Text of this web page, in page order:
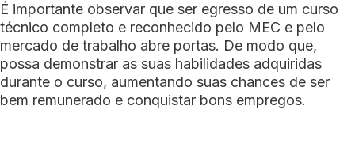
É importante observar que ser egresso de um curso
técnico completo e reconhecido pelo MEC e pelo
mercado de trabalho abre portas. De modo que,
possa demonstrar as suas habilidades adquiridas
durante o curso, aumentando suas chances de ser
bem remunerado e conquistar bons empregos.